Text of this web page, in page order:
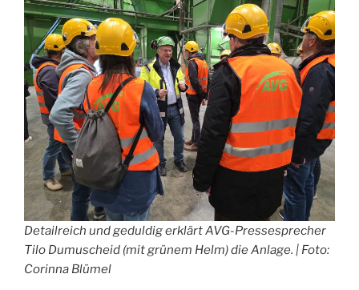
Detailreich und geduldig erklärt AVG-Pressesprecher
Tilo Dumuscheid (mit grünem Helm) die Anlage. | Foto:
Corinna Blümel